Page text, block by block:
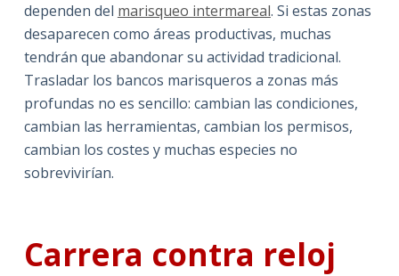
dependen del marisqueo intermareal. Si estas zonas
desaparecen como áreas productivas, muchas
tendrán que abandonar su actividad tradicional.
Trasladar los bancos marisqueros a zonas más
profundas no es sencillo: cambian las condiciones,
cambian las herramientas, cambian los permisos,
cambian los costes y muchas especies no
sobrevivirían.
Carrera contra reloj